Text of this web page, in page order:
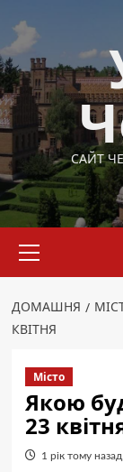
до
вмісту
САЙТ
меню
ДОМАШНЯ
КВІТНЯ
Місто
Якою
23
1 рік тому назад